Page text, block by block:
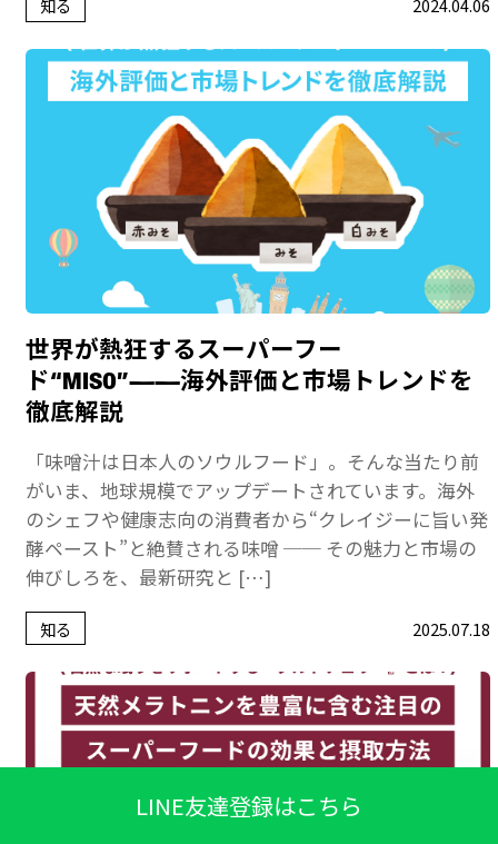
LINE友達登録はこちら
知る 2024.04.06
世界が熱狂するスーパーフー
ド“MISO”——海外評価と市場トレンドを
徹底解説
「味噌汁は日本人のソウルフード」。そんな当たり前
がいま、地球規模でアップデートされています。海外
のシェフや健康志向の消費者から“クレイジーに旨い発
酵ペースト”と絶賛される味噌 ── その魅力と市場の
伸びしろを、最新研究と […]
知る 2025.07.18